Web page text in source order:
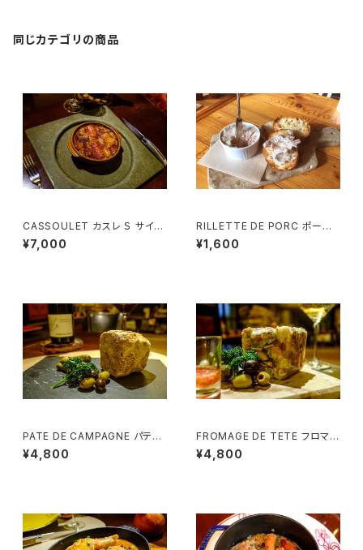
同じカテゴリの商品
CASSOULET カスレ Ｓ サイズ
（１~２名様用）
¥7,000
RILLETTE DE PORC ポーク
リエット (1~2様用）ココット器付
¥1,600
PATE DE CAMPAGNE パテ・
ド・カンパーニュ (3~4様用）
¥4,800
FROMAGE DE TETE フロマー
ジュ・ド・テット（豚肉のゼリー寄
せ） (3~4様用）
¥4,800